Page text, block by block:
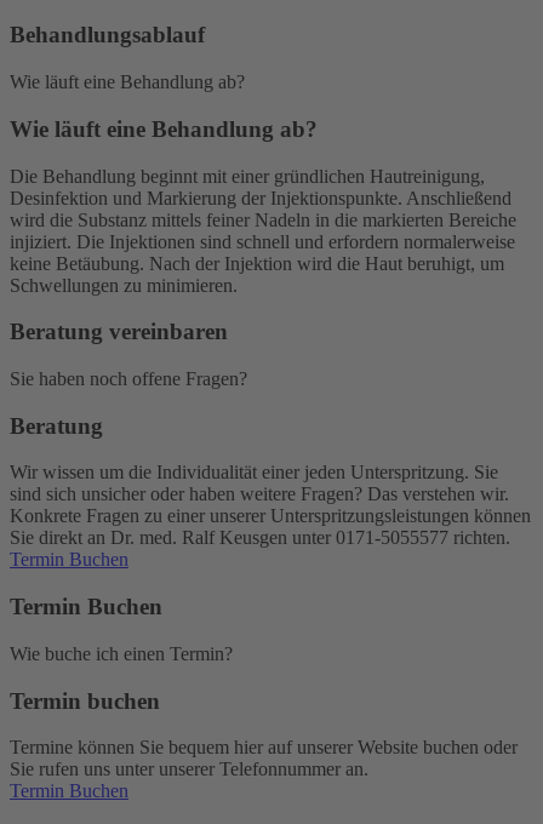
Behandlungsablauf
Wie läuft eine Behandlung ab?
Wie läuft eine Behandlung ab?
Die Behandlung beginnt mit einer gründlichen Hautreinigung,
Desinfektion und Markierung der Injektionspunkte. Anschließend
wird die Substanz mittels feiner Nadeln in die markierten Bereiche
injiziert. Die Injektionen sind schnell und erfordern normalerweise
keine Betäubung. Nach der Injektion wird die Haut beruhigt, um
Schwellungen zu minimieren.
Beratung vereinbaren
Sie haben noch offene Fragen?
Beratung
Wir wissen um die Individualität einer jeden Unterspritzung. Sie
sind sich unsicher oder haben weitere Fragen? Das verstehen wir.
Konkrete Fragen zu einer unserer Unterspritzungsleistungen können
Sie direkt an Dr. med. Ralf Keusgen unter 0171-5055577 richten.
Termin Buchen
Termin Buchen
Wie buche ich einen Termin?
Termin buchen
Termine können Sie bequem hier auf unserer Website buchen oder
Sie rufen uns unter unserer Telefonnummer an.
Termin Buchen